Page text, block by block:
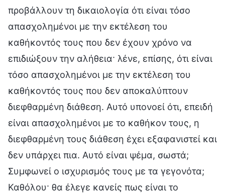
προβάλλουν τη δικαιολογία ότι είναι τόσο
απασχολημένοι με την εκτέλεση του
καθήκοντός τους που δεν έχουν χρόνο να
επιδιώξουν την αλήθεια· λένε, επίσης, ότι είναι
τόσο απασχολημένοι με την εκτέλεση του
καθήκοντός τους που δεν αποκαλύπτουν
διεφθαρμένη διάθεση. Αυτό υπονοεί ότι, επειδή
είναι απασχολημένοι με το καθήκον τους, η
διεφθαρμένη τους διάθεση έχει εξαφανιστεί και
δεν υπάρχει πια. Αυτό είναι ψέμα, σωστά;
Συμφωνεί ο ισχυρισμός τους με τα γεγονότα;
Καθόλου· θα έλεγε κανείς πως είναι το